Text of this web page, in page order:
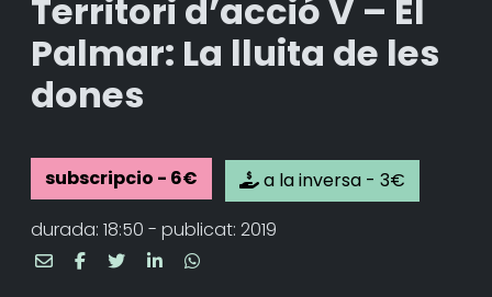
Territori d’acció V – El
Palmar: La lluita de les
dones
subscripcio - 6€
a la inversa - 3€
durada: 18:50 - publicat: 2019